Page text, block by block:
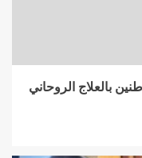
بالعلاج الروحاني